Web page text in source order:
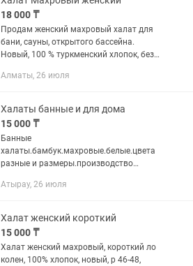
18 000 ₸
Продам женский махровый халат для
бани, сауны, открытого бассейна.
Новый, 100 % туркменский хлопок, без
ворс, ткань плотная, теплая. Модель -
Алматы, 26 июля
Халаты банные и для дома
15 000 ₸
Банные
халаты.бамбук.махровые.белые.цвета
разные и размеры.производство
Атырау, 26 июля
Халат женский короткий
15 000 ₸
Халат женский махровый, короткий ло
колен, 100% хлопок, новый, р 46-48,